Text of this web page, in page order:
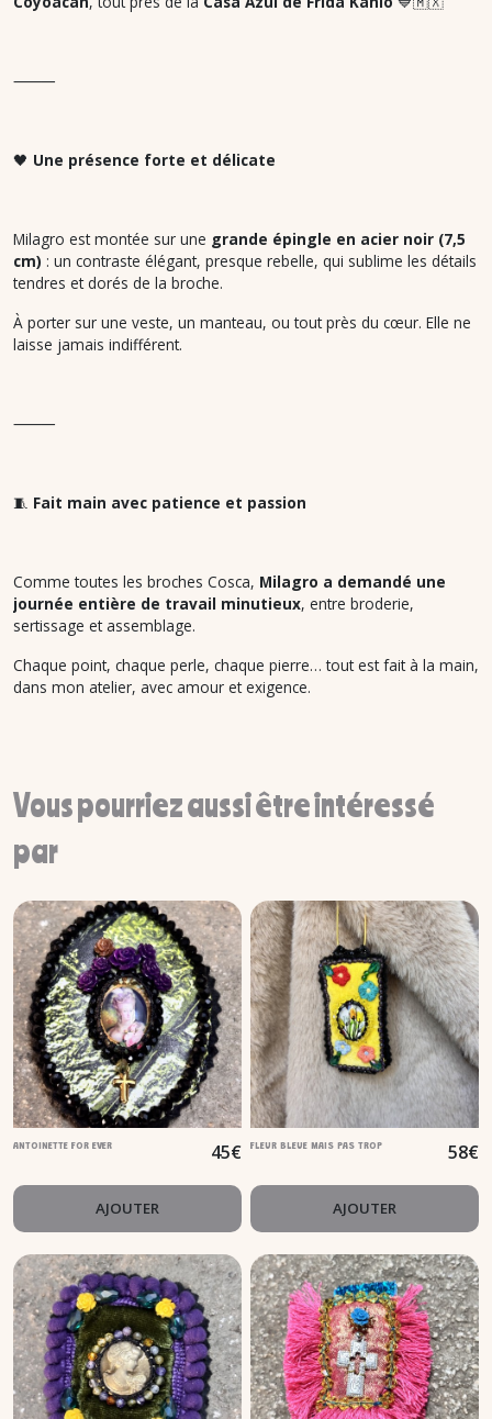
⸻
🖤 Une présence forte et délicate
Milagro est montée sur une grande épingle en acier noir (7,5
cm) : un contraste élégant, presque rebelle, qui sublime les détails
tendres et dorés de la broche.
À porter sur une veste, un manteau, ou tout près du cœur. Elle ne
laisse jamais indifférent.
⸻
🧵 Fait main avec patience et passion
Comme toutes les broches Cosca, Milagro a demandé une
journée entière de travail minutieux, entre broderie,
sertissage et assemblage.
Chaque point, chaque perle, chaque pierre… tout est fait à la main,
dans mon atelier, avec amour et exigence.
Vous pourriez aussi être intéressé
par
ANTOINETTE FOR EVER 45€
AJOUTER
FLEUR BLEUE MAIS PAS TROP 58€
AJOUTER